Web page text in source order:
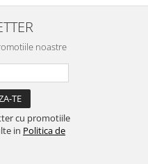
noastre
cu promotiile
in Politica de